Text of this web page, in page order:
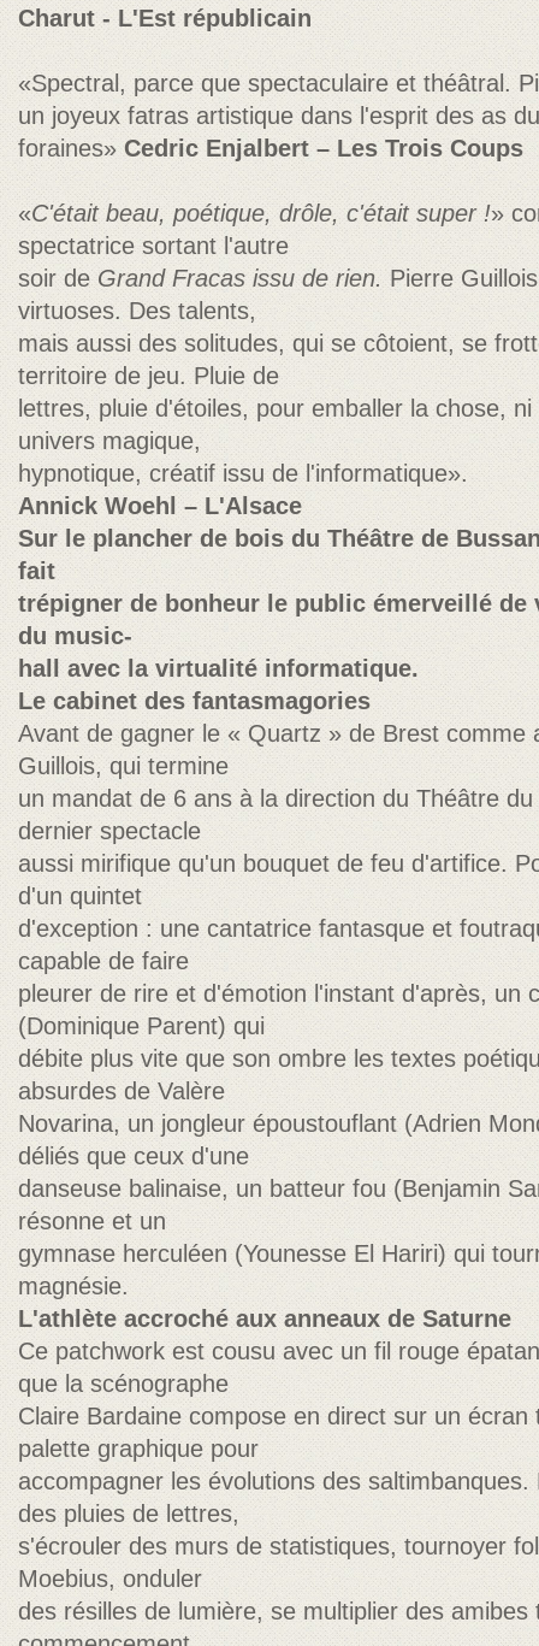
Charut - L'Est républicain
«Spectral, parce que spectaculaire et théâtral.
un joyeux fatras artistique dans l'esprit des as
foraines» Cedric Enjalbert – Les Trois Coups
«C'était beau, poétique, drôle, c'était super !»
spectatrice sortant l'autre
soir de Grand Fracas issu de rien. Pierre
virtuoses. Des talents,
mais aussi des solitudes, qui se côtoient, se
territoire de jeu. Pluie de
lettres, pluie d'étoiles, pour emballer la chose,
univers magique,
hypnotique, créatif issu de l'informatique».
Annick Woehl – L'Alsace
Sur le plancher de bois du Théâtre de
fait
trépigner de bonheur le public émerveillé
du music-
hall avec la virtualité informatique.
Le cabinet des fantasmagories
Avant de gagner le « Quartz » de Brest comme
Guillois, qui termine
un mandat de 6 ans à la direction du Théâtre
dernier spectacle
aussi mirifique qu'un bouquet de feu d'artifice.
d'un quintet
d'exception : une cantatrice fantasque et
capable de faire
pleurer de rire et d'émotion l'instant d'après, un
(Dominique Parent) qui
débite plus vite que son ombre les textes
absurdes de Valère
Novarina, un jongleur époustouflant (Adrien
déliés que ceux d'une
danseuse balinaise, un batteur fou (Benjamin
résonne et un
gymnase herculéen (Younesse El Hariri) qui
magnésie.
L'athlète accroché aux anneaux de Saturne
Ce patchwork est cousu avec un fil rouge
que la scénographe
Claire Bardaine compose en direct sur un
palette graphique pour
accompagner les évolutions des
des pluies de lettres,
s'écrouler des murs de statistiques, tournoyer
Moebius, onduler
des résilles de lumière, se multiplier des